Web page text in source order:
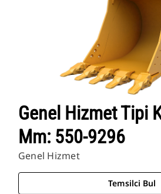
Genel Hizmet Tipi
Mm: 550-9296
Genel Hizmet
Temsilci Bul